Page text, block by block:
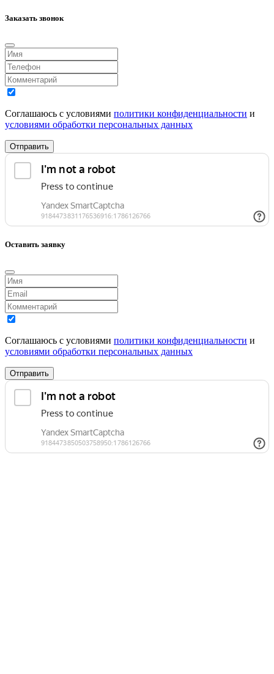
Заказать звонок
Соглашаюсь с условиями политики конфиденциальности и
условиями обработки персональных данных
Отправить
Оставить заявку
Соглашаюсь с условиями политики конфиденциальности и
условиями обработки персональных данных
Отправить